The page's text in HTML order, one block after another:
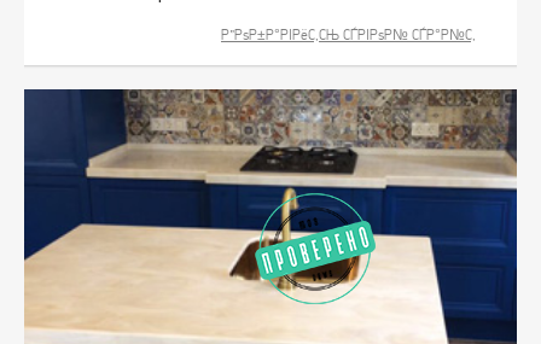
Р”РѕР±Р°РІРёС‚СЊ СЃРІРѕР№ СЃР°Р№С‚